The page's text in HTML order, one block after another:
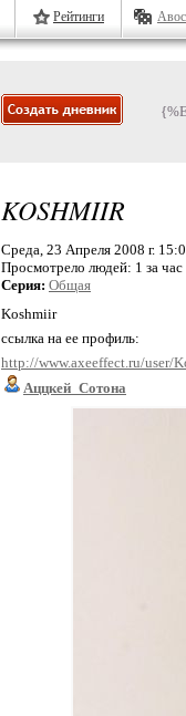
Рейтинги
KOSHMIIR
Среда, 23 Апреля 2008 г.
Просмотрело людей: 1 за
Серия: Общая
Koshmiir
ссылка на ее профиль:
http://www.axeeffect.ru/user/
Аццкей_Сотона